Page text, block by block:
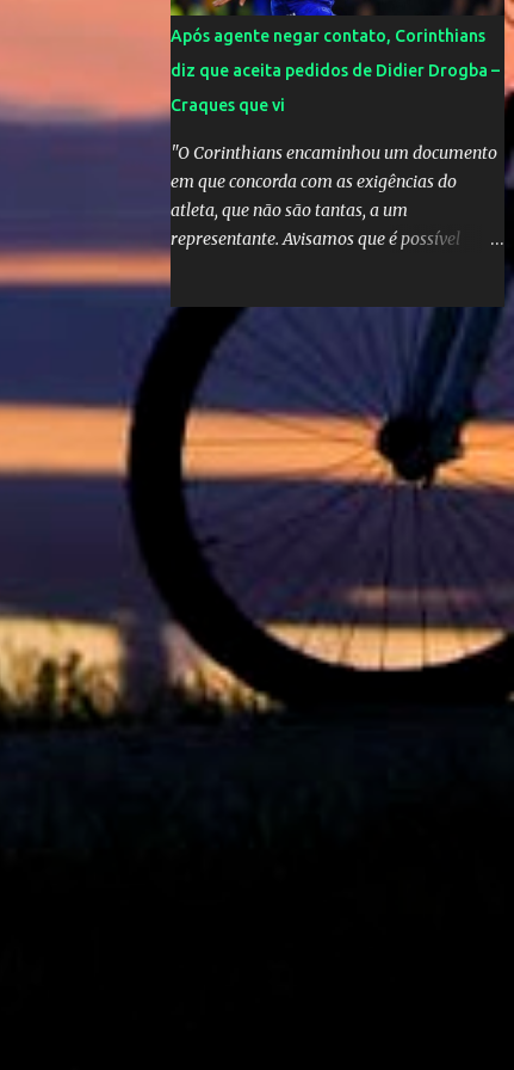
Após agente negar contato, Corinthians
diz que aceita pedidos de Didier Drogba –
Craques que vi
"O Corinthians encaminhou um documento
em que concorda com as exigências do
atleta, que não são tantas, a um
representante. Avisamos que é possível
brasileiro", declarou o diretor de futebol
Flávio Adauto em entrevista coletiva neste
sábado. O que chama atenção é que
também neste sábado o empresário do
marfinense disse que nunca houve
negociação com o clube paulista. "Nós
jamais estivemos em contato com o
Corinthians. Temos que acabar com todos
francês L'Équipe. Inicialmente, Adauto era
contrário à aposta em Drogba, reforço
vislumbrado pelo departamento de
marketing do Corinthians. Uma conversa
com o presidente Roberto de Andrade,
animado com a boa repercussão que a